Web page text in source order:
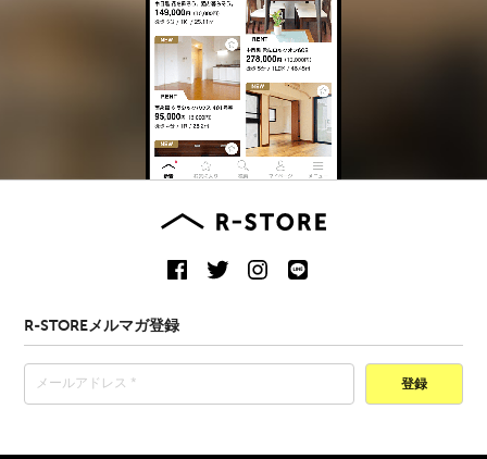
R-STOREメルマガ登録
登録